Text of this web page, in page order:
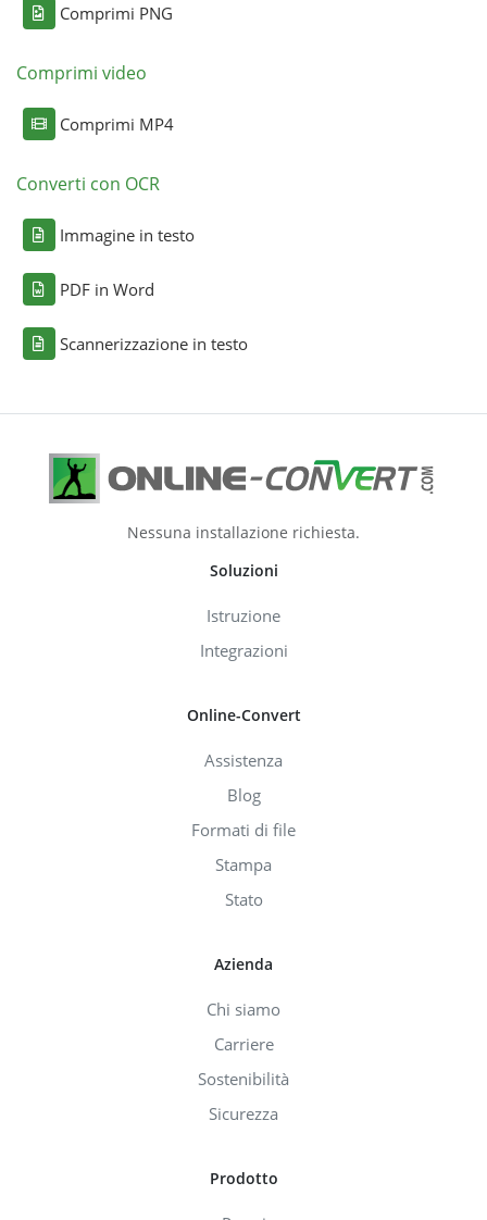
Comprimi PNG
Comprimi video
Comprimi MP4
Converti con OCR
Immagine in testo
PDF in Word
Scannerizzazione in testo
Nessuna installazione richiesta.
Soluzioni
Istruzione
Integrazioni
Online-Convert
Assistenza
Blog
Formati di file
Stampa
Stato
Azienda
Chi siamo
Carriere
Sostenibilità
Sicurezza
Prodotto